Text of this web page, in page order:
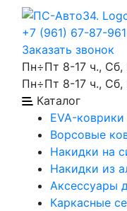
+7 (961) 67-87-961
Заказать звонок
Пн÷Пт 8-17 ч., Сб,
Пн÷Пт 8-17 ч., Сб,
Каталог
EVA-
Ворсовые
Накидки на
Накидки из
Аксессуары
Каркасные